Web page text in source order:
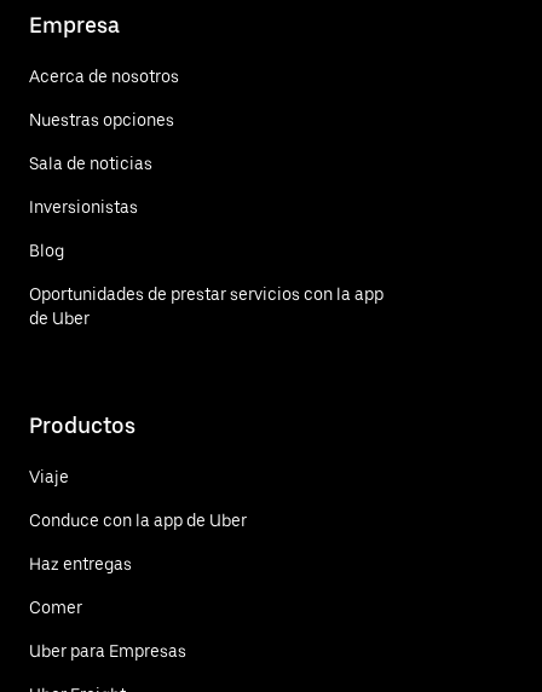
Empresa
Acerca de nosotros
Nuestras opciones
Sala de noticias
Inversionistas
Blog
Oportunidades de prestar servicios con la app
de Uber
Productos
Viaje
Conduce con la app de Uber
Haz entregas
Comer
Uber para Empresas